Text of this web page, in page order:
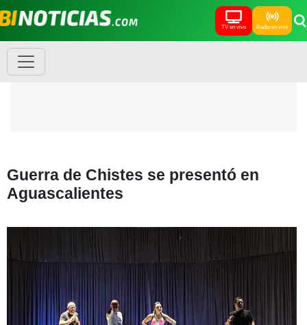
TV en vivo Radio en vivo
Guerra de Chistes se presentó en
Aguascalientes